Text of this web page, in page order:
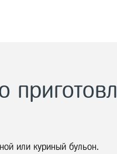
или куриный бульон.